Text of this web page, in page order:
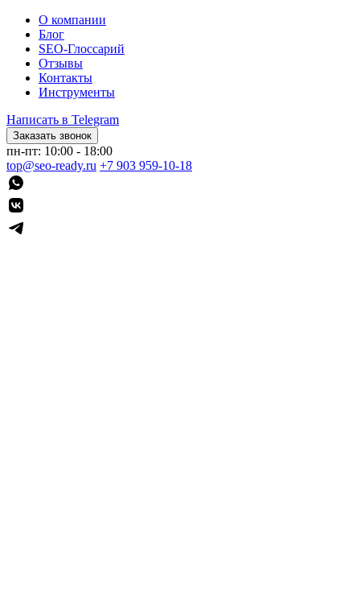
О компании
Блог
SEO-Глоссарий
Отзывы
Контакты
Инструменты
Написать в Telegram
Заказать звонок
пн-пт: 10:00 - 18:00
top@seo-ready.ru +7 903 959-10-18